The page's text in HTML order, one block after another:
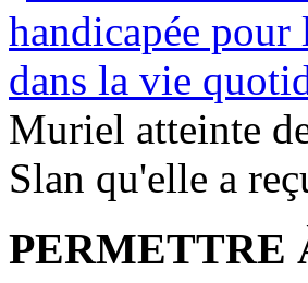
Muriel atteinte
Slan qu'elle a
PERMETTRE